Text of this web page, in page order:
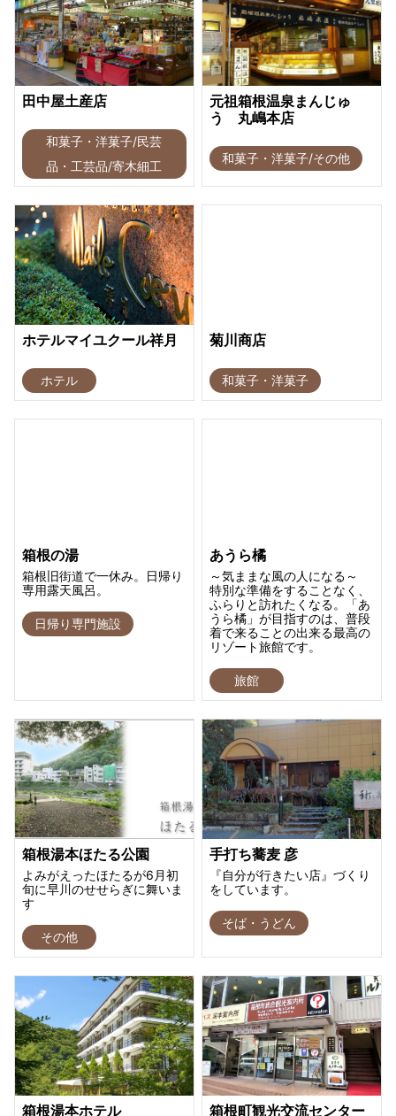
田中屋土産店
和菓子・洋菓子/民芸
品・工芸品/寄木細工
元祖箱根温泉まんじゅ
う 丸嶋本店
和菓子・洋菓子/その他
ホテルマイユクール祥月
ホテル
菊川商店
和菓子・洋菓子
箱根の湯
箱根旧街道で一休み。日帰り
専用露天風呂。
日帰り専門施設
あうら橘
～気ままな風の人になる～
特別な準備をすることなく、
ふらりと訪れたくなる。「あ
うら橘」が目指すのは、普段
着で来ることの出来る最高の
リゾート旅館です。
旅館
箱根湯本ほたる公園
よみがえったほたるが6月初
旬に早川のせせらぎに舞いま
す
その他
手打ち蕎麦 彦
『自分が行きたい店』づくり
をしています。
そば・うどん
箱根湯本ホテル 箱根町観光交流センター